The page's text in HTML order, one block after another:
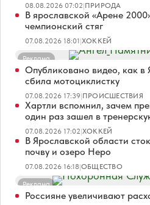
08.08.2026 07:02|ПРИРОДА
В ярославской «Арене
чемпионский стяг
07.08.2026 18:01|ХОККЕЙ
Реклама
Опубликовано видео, как в
сбила мотоциклистку
07.08.2026 17:39|ПРОИСШЕСТВИЯ
Хартли вспомнил, зачем
один раз зашел в
07.08.2026 17:02|ХОККЕЙ
В Ярославской области
почву и озеро Неро
07.08.2026 16:18|ОБЩЕСТВО
Реклама
Россияне увеличивают